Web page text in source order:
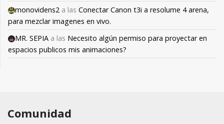
monovidens2 a las Conectar Canon t3i a resolume 4 arena,
para mezclar imagenes en vivo.
MR. SEPIA a las Necesito algún permiso para proyectar en
espacios publicos mis animaciones?
Comunidad